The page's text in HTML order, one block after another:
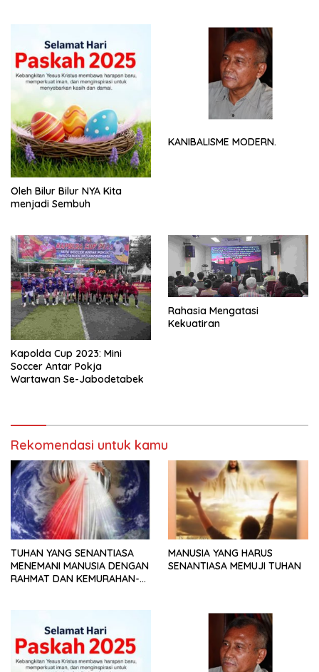
Oleh Bilur Bilur NYA Kita
menjadi Sembuh
KANIBALISME MODERN.
Kapolda Cup 2023: Mini
Soccer Antar Pokja
Wartawan Se-Jabodetabek
Rahasia Mengatasi
Kekuatiran
Rekomendasi untuk kamu
TUHAN YANG SENANTIASA
MENEMANI MANUSIA DENGAN
RAHMAT DAN KEMURAHAN-
MANUSIA YANG HARUS
SENANTIASA MEMUJI TUHAN